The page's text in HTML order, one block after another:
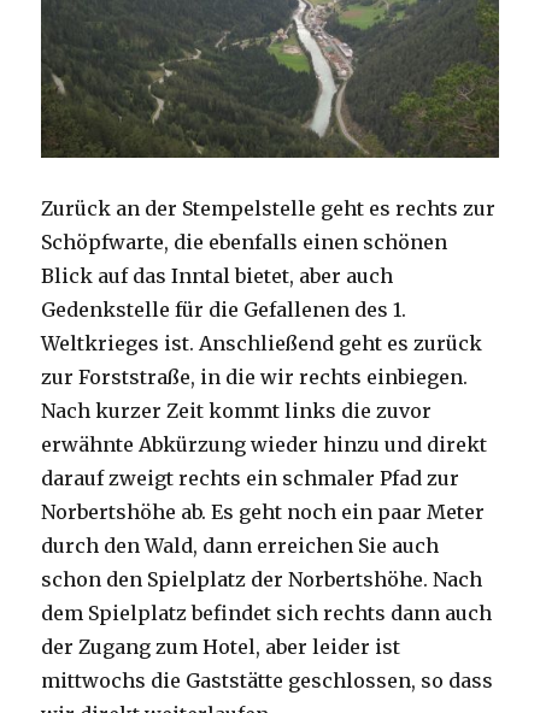
Zurück an der Stempelstelle geht es rechts zur
Schöpfwarte, die ebenfalls einen schönen
Blick auf das Inntal bietet, aber auch
Gedenkstelle für die Gefallenen des 1.
Weltkrieges ist. Anschließend geht es zurück
zur Forststraße, in die wir rechts einbiegen.
Nach kurzer Zeit kommt links die zuvor
erwähnte Abkürzung wieder hinzu und direkt
darauf zweigt rechts ein schmaler Pfad zur
Norbertshöhe ab. Es geht noch ein paar Meter
durch den Wald, dann erreichen Sie auch
schon den Spielplatz der Norbertshöhe. Nach
dem Spielplatz befindet sich rechts dann auch
der Zugang zum Hotel, aber leider ist
mittwochs die Gaststätte geschlossen, so dass